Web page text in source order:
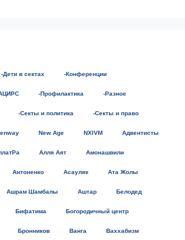
-Дети в сектах -Конференции
-Профилактика -Разное
-Секты и политика -Секты и право
New Age NXIVM Адвентисты
Алля Аят Амонашвили
Антоненко Асауляк Ата Жолы
Ашрам Шамбалы Аштар Белодед
Бифатима Богородичный центр
Бронников Ванга Ваххабизм